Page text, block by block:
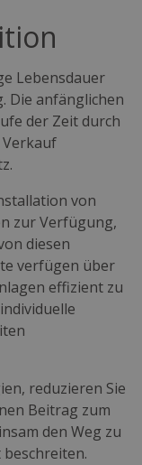
Lebensdauer
Die anfänglichen
der Zeit durch
von
zur Verfügung,
diesen
verfügen über
effizient zu
reduzieren Sie
Beitrag zum
den Weg zu